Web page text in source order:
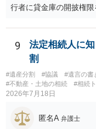
行者に貸金庫の開披権
9
法定相続人に
割
#遺産分割 #協議 #遺言の書
#不動産・土地の相続
#相続
2026年7月18日
匿名A 弁護士